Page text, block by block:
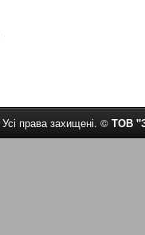
Усі права захищені. © ТОВ